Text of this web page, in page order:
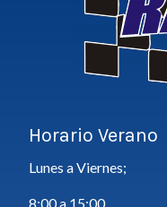
Horario Verano
Lunes a Viernes;
8;00 a 15;00